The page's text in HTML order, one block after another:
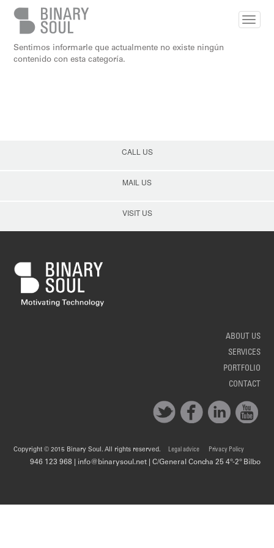
Skip to main content
Sentimos informarle que actualmente no existe ningún
contenido con esta categoría.
CALL US
MAIL US
VISIT US
ABOUT US
SERVICES
PORTFOLIO
CONTACT
Copyright © 2015 Binary Soul. All rights reserved. Legal advice Privacy Policy
946 123 968 | info@binarysoul.net | C/General Concha 25 4º-2º Bilbo